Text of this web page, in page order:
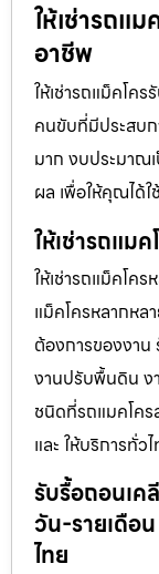
ให้เช่ารถแ
อาชีพ
ให้เช่ารถแม็คโค
คนขับที่มีประสบ
มาก งบประมาณ
ผล เพื่อให้คุณได้
ให้เช่ารถแม
ให้เช่ารถแม็คโค
แม็คโครหลากหล
ต้องการของงาน
งานปรับพื้นดิน ง
ชนิดที่รถแมคโคร
และ ให้บริการทั่ว
รับรื้อถอนเค
วัน-รายเดือ
ไทย